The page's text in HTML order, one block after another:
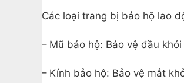
Các loại trang bị bảo hộ lao
– Mũ bảo hộ: Bảo vệ đầu
– Kính bảo hộ: Bảo vệ mắt